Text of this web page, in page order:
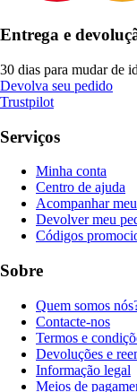
Entrega e
30 dias para mudar de
Devolva seu pedido
Trustpilot
Serviços
Minha conta
Centro de ajuda
Acompanhar
Devolver meu
Códigos
Sobre
Quem somos
Contacte-nos
Termos e
Devoluções e
Informação legal
Meios de